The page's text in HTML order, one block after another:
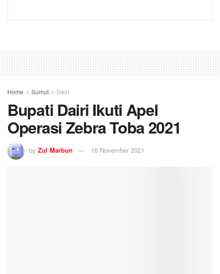
Home Sumut Dairi
Bupati Dairi Ikuti Apel
Operasi Zebra Toba 2021
by Zul Marbun 16 November 2021